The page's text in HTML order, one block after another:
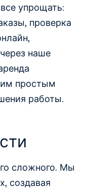
упрощать:
проверка
наше
простым
работы.
сложного. Мы
создавая